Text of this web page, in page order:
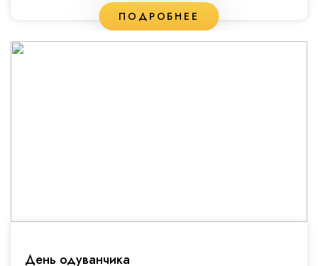
ПОДРОБНЕЕ
День одуванчика